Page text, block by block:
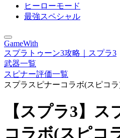
ヒーローモード
最強スペシャル
GameWith
スプラトゥーン3攻略｜スプラ3
武器一覧
スピナー評価一覧
スプラスピナーコラボ(スピコ
【スプラ3】
コラボ(スピコ